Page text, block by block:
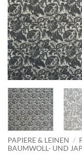
PAPIERE & LEINEN /
BAUMWOLL- UND